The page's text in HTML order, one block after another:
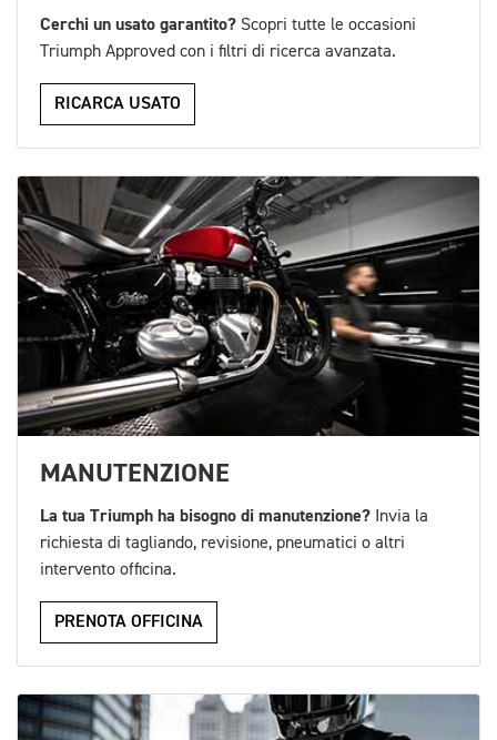
Cerchi un usato garantito? Scopri tutte le occasioni
Triumph Approved con i filtri di ricerca avanzata.
RICARCA USATO
MANUTENZIONE
La tua Triumph ha bisogno di manutenzione? Invia la
richiesta di tagliando, revisione, pneumatici o altri
intervento officina.
PRENOTA OFFICINA